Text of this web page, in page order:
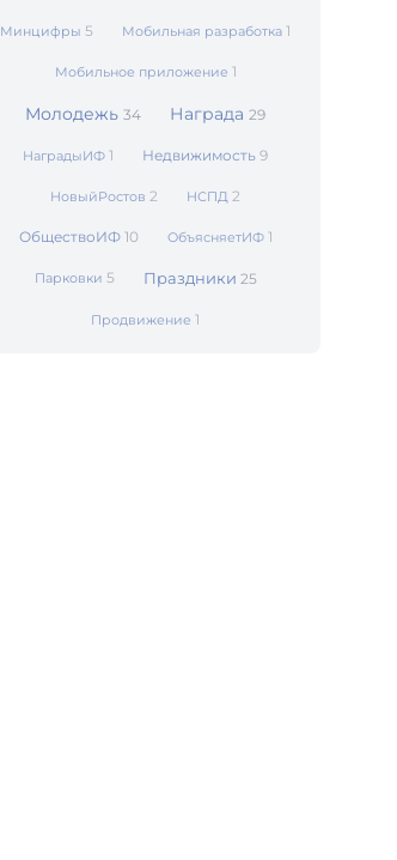
Минцифры 5 Мобильная разработка1
Мобильное приложение 1
Молодежь34 Награда29
НаградыИФ1 Недвижимость9
НовыйРостов2 НСПД2
ОбществоИФ 10 ОбъясняетИФ 1
Парковки 5 Праздники 25
Продвижение1